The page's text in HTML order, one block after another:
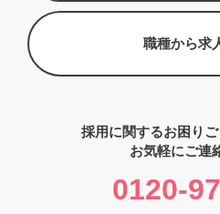
職種から求
採用に関するお困り
お気軽にご連
0120-